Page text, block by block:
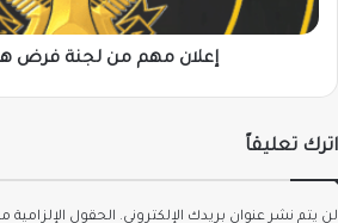
إعلان مهم من لجنة فرض
اترك تعليقاً
لن يتم نشر عنوان بريدك الإلكتروني. الحقول الإلزامية